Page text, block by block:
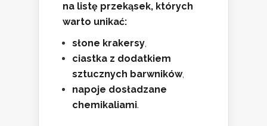
na listę przekąsek, których
warto unikać:
słone krakersy,
ciastka z dodatkiem
sztucznych barwników,
napoje dosładzane
chemikaliami.